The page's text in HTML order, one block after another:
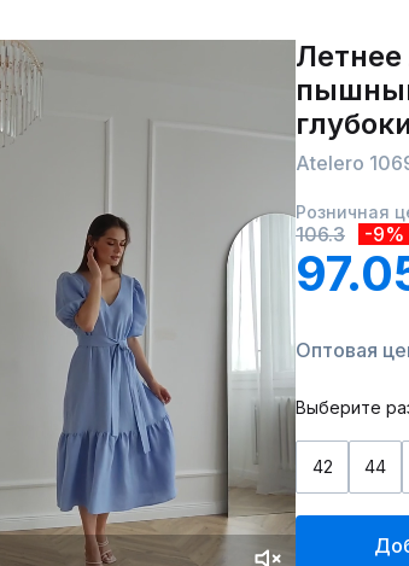
Летнее
Atelero
Розничная
106.3 -9%
Оптовая
Выберите
42 44